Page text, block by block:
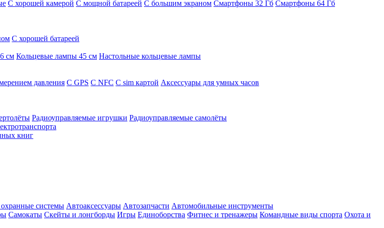
С хорошей камерой С мощной батареей С большим экраном Смартфоны 32 Гб Смартфоны 64 Гб
С хорошей батареей
см Кольцевые лампы 45 см Настольные кольцевые лампы
давления C GPS C NFC C sim картой Аксессуары для умных часов
Радиоуправляемые игрушки Радиоуправляемые самолёты
книг
системы Автоаксессуары Автозапчасти Автомобильные инструменты
Самокаты Скейты и лонгборды Игры Единоборства Фитнес и тренажеры Командные виды спорта Охота и